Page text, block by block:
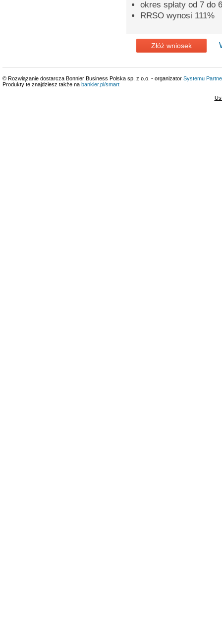
okres spłaty od 7 do
RRSO wynosi 111%
Złóż wniosek
© Rozwiązanie dostarcza Bonnier Business Polska sp. z o.o. - organizator Systemu
Produkty te znajdziesz także na bankier.pl/smart